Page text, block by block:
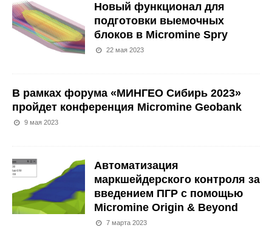
Новый функционал для
подготовки выемочных
блоков в Micromine Spry
22 мая 2023
В рамках форума «МИНГЕО Сибирь 2023»
пройдет конференция Micromine Geobank
9 мая 2023
Автоматизация
маркшейдерского контроля за
введением ПГР с помощью
Micromine Origin & Beyond
7 марта 2023